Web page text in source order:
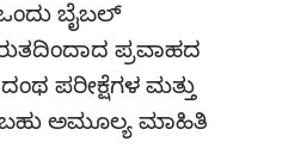
ಬೈಬಲ್‌
ಪ್ರವಾಹದ
ಪರೀಕ್ಷೆಗಳ ಮತ್ತು
ಬಹು ಅಮೂಲ್ಯ ಮಾಹಿತಿ